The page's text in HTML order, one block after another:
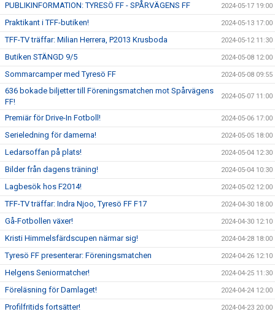
PUBLIKINFORMATION: TYRESÖ FF - SPÅRVÄGENS FF 2024-05-17 19:00
Praktikant i TFF-butiken! 2024-05-13 17:00
TFF-TV träffar: Milian Herrera, P2013 Krusboda 2024-05-12 11:30
Butiken STÄNGD 9/5 2024-05-08 12:00
Sommarcamper med Tyresö FF 2024-05-08 09:55
636 bokade biljetter till Föreningsmatchen mot Spårvägens
FF!
2024-05-07 11:00
Premiär för Drive-In Fotboll! 2024-05-06 17:00
Serieledning för damerna! 2024-05-05 18:00
Ledarsoffan på plats! 2024-05-04 12:30
Bilder från dagens träning! 2024-05-04 10:30
Lagbesök hos F2014! 2024-05-02 12:00
TFF-TV träffar: Indra Njoo, Tyresö FF F17 2024-04-30 18:00
Gå-Fotbollen växer! 2024-04-30 12:10
Kristi Himmelsfärdscupen närmar sig! 2024-04-28 18:00
Tyresö FF presenterar: Föreningsmatchen 2024-04-26 12:10
Helgens Seniormatcher! 2024-04-25 11:30
Föreläsning för Damlaget! 2024-04-24 12:00
Profilfritids fortsätter! 2024-04-23 20:00